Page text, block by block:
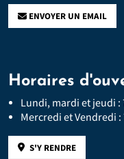
ENVOYER UN EMAIL
Horaires
Lundi, mardi et jeudi :
Mercredi et Vendredi :
S'Y RENDRE